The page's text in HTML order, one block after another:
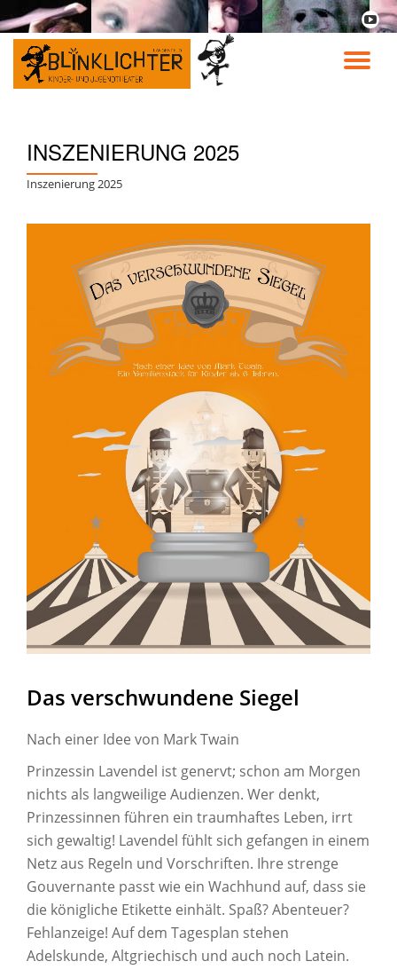
Skip
content
fa-
play
INSZENIERUNG 2025
Inszenierung 2025
Das verschwundene Siegel
Nach einer Idee von Mark Twain
Prinzessin Lavendel ist genervt; schon am Morgen
nichts als langweilige Audienzen. Wer denkt,
Prinzessinnen führen ein traumhaftes Leben, irrt
sich gewaltig! Lavendel fühlt sich gefangen in einem
Netz aus Regeln und Vorschriften. Ihre strenge
Gouvernante passt wie ein Wachhund auf, dass sie
die königliche Etikette einhält. Spaß? Abenteuer?
Fehlanzeige! Auf dem Tagesplan stehen
Adelskunde, Altgriechisch und auch noch Latein.